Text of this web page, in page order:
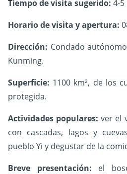
Tiempo de visita sugerido: 4-5
Horario de visita y apertura:
Dirección: Condado
Kunming.
Superficie: 1100 km², de los
protegida.
Actividades populares: ver el
con cascadas, lagos y
pueblo Yi y degustar de la
Breve presentación: el